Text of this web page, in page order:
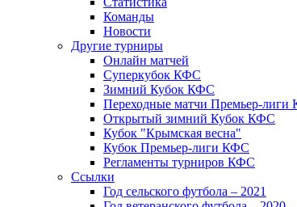
Команды
Новости
Другие турниры
Онлайн матчей
Суперкубок КФС
Зимний Кубок КФС
Переходные матчи Премьер-
Открытый зимний Кубок КФС
Кубок "Крымская весна"
Кубок Премьер-лиги КФС
Регламенты турниров КФС
Ссылки
Год сельского футбола – 2021